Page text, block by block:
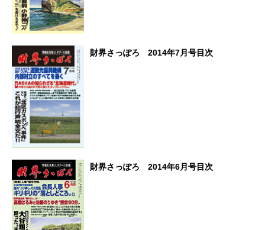
財界さっぽろ 2014年7月号目次
財界さっぽろ 2014年6月号目次